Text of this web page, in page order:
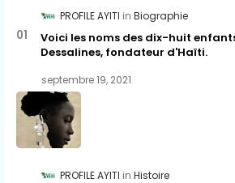
PROFILE AYITI Biographie
Voici les noms des dix-huit
Dessalines, fondateur d'Haïti.
septembre 19, 2021
PROFILE AYITI Histoire